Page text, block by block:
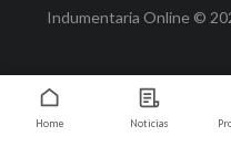
Indumentaria Online ©
Home Noticias